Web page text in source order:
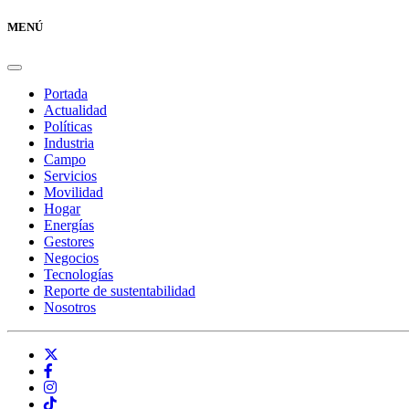
MENÚ
Portada
Actualidad
Políticas
Industria
Campo
Servicios
Movilidad
Hogar
Energías
Gestores
Negocios
Tecnologías
Reporte de sustentabilidad
Nosotros